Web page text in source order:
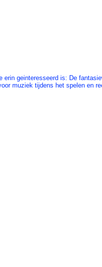
erin geinteresseerd is: De
muziek tijdens het spelen en